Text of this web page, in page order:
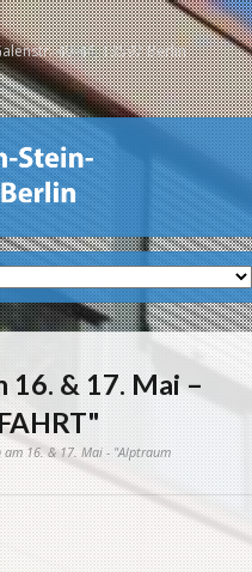
40-44, 13597 Berlin
& 17. Mai –
am 16. & 17. Mai - "Alptraum